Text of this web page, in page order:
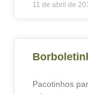
11 de abril de
Pacotinhos